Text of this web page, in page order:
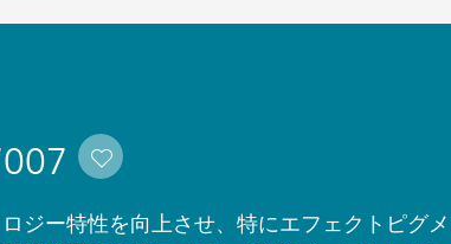
床用塗料
ジー特性を向上させ、特にエフェクトピグ